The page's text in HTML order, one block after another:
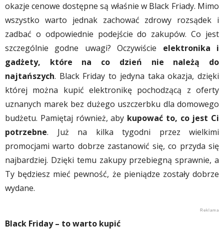
okazje cenowe dostępne są właśnie w Black Friady. Mimo
wszystko warto jednak zachować zdrowy rozsądek i
zadbać o odpowiednie podejście do zakupów. Co jest
szczególnie godne uwagi? Oczywiście elektronika i
gadżety, które na co dzień nie należą do
najtańszych. Black Friday to jedyna taka okazja, dzięki
której można kupić elektronikę pochodzącą z oferty
uznanych marek bez dużego uszczerbku dla domowego
budżetu. Pamiętaj również, aby kupować to, co jest Ci
potrzebne. Już na kilka tygodni przez wielkimi
promocjami warto dobrze zastanowić się, co przyda się
najbardziej. Dzięki temu zakupy przebiegną sprawnie, a
Ty będziesz mieć pewność, że pieniądze zostały dobrze
wydane.
Black Friday – to warto kupić